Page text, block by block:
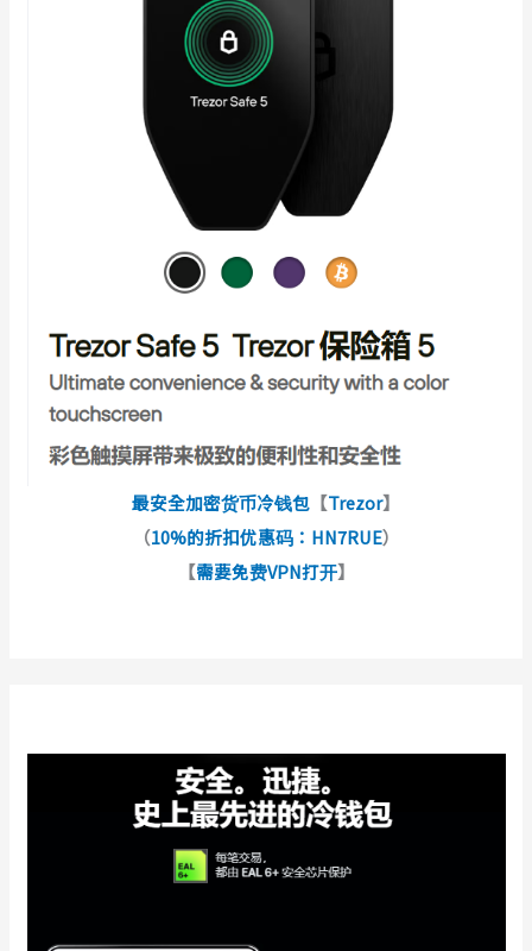
最安全加密货币冷钱包 【Trezor】
（10%的折扣优惠码：HN7RUE）
【需要免费VPN打开】